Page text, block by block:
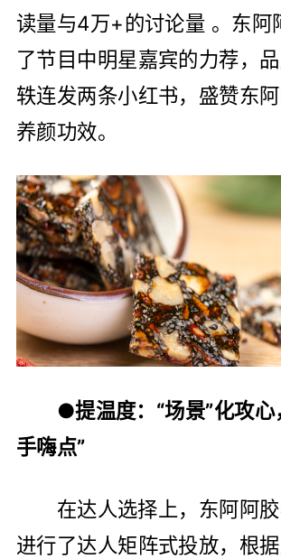
读量与4万+的讨论量 。东阿
了节目中明星嘉宾的力荐，
轶连发两条小红书，盛赞东
养颜功效。
●提温度：“场景”化攻心
手嗨点”
在达人选择上，东阿阿
进行了达人矩阵式投放，根